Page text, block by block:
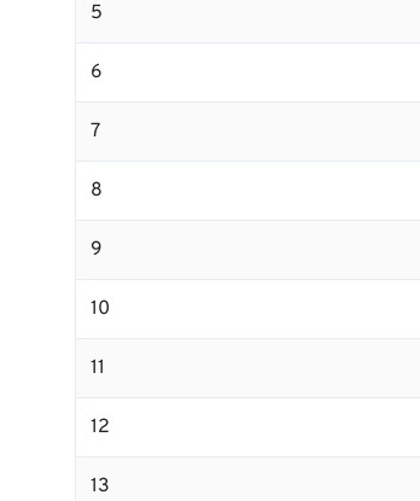
5
6
7
8
9
10
11
12
13